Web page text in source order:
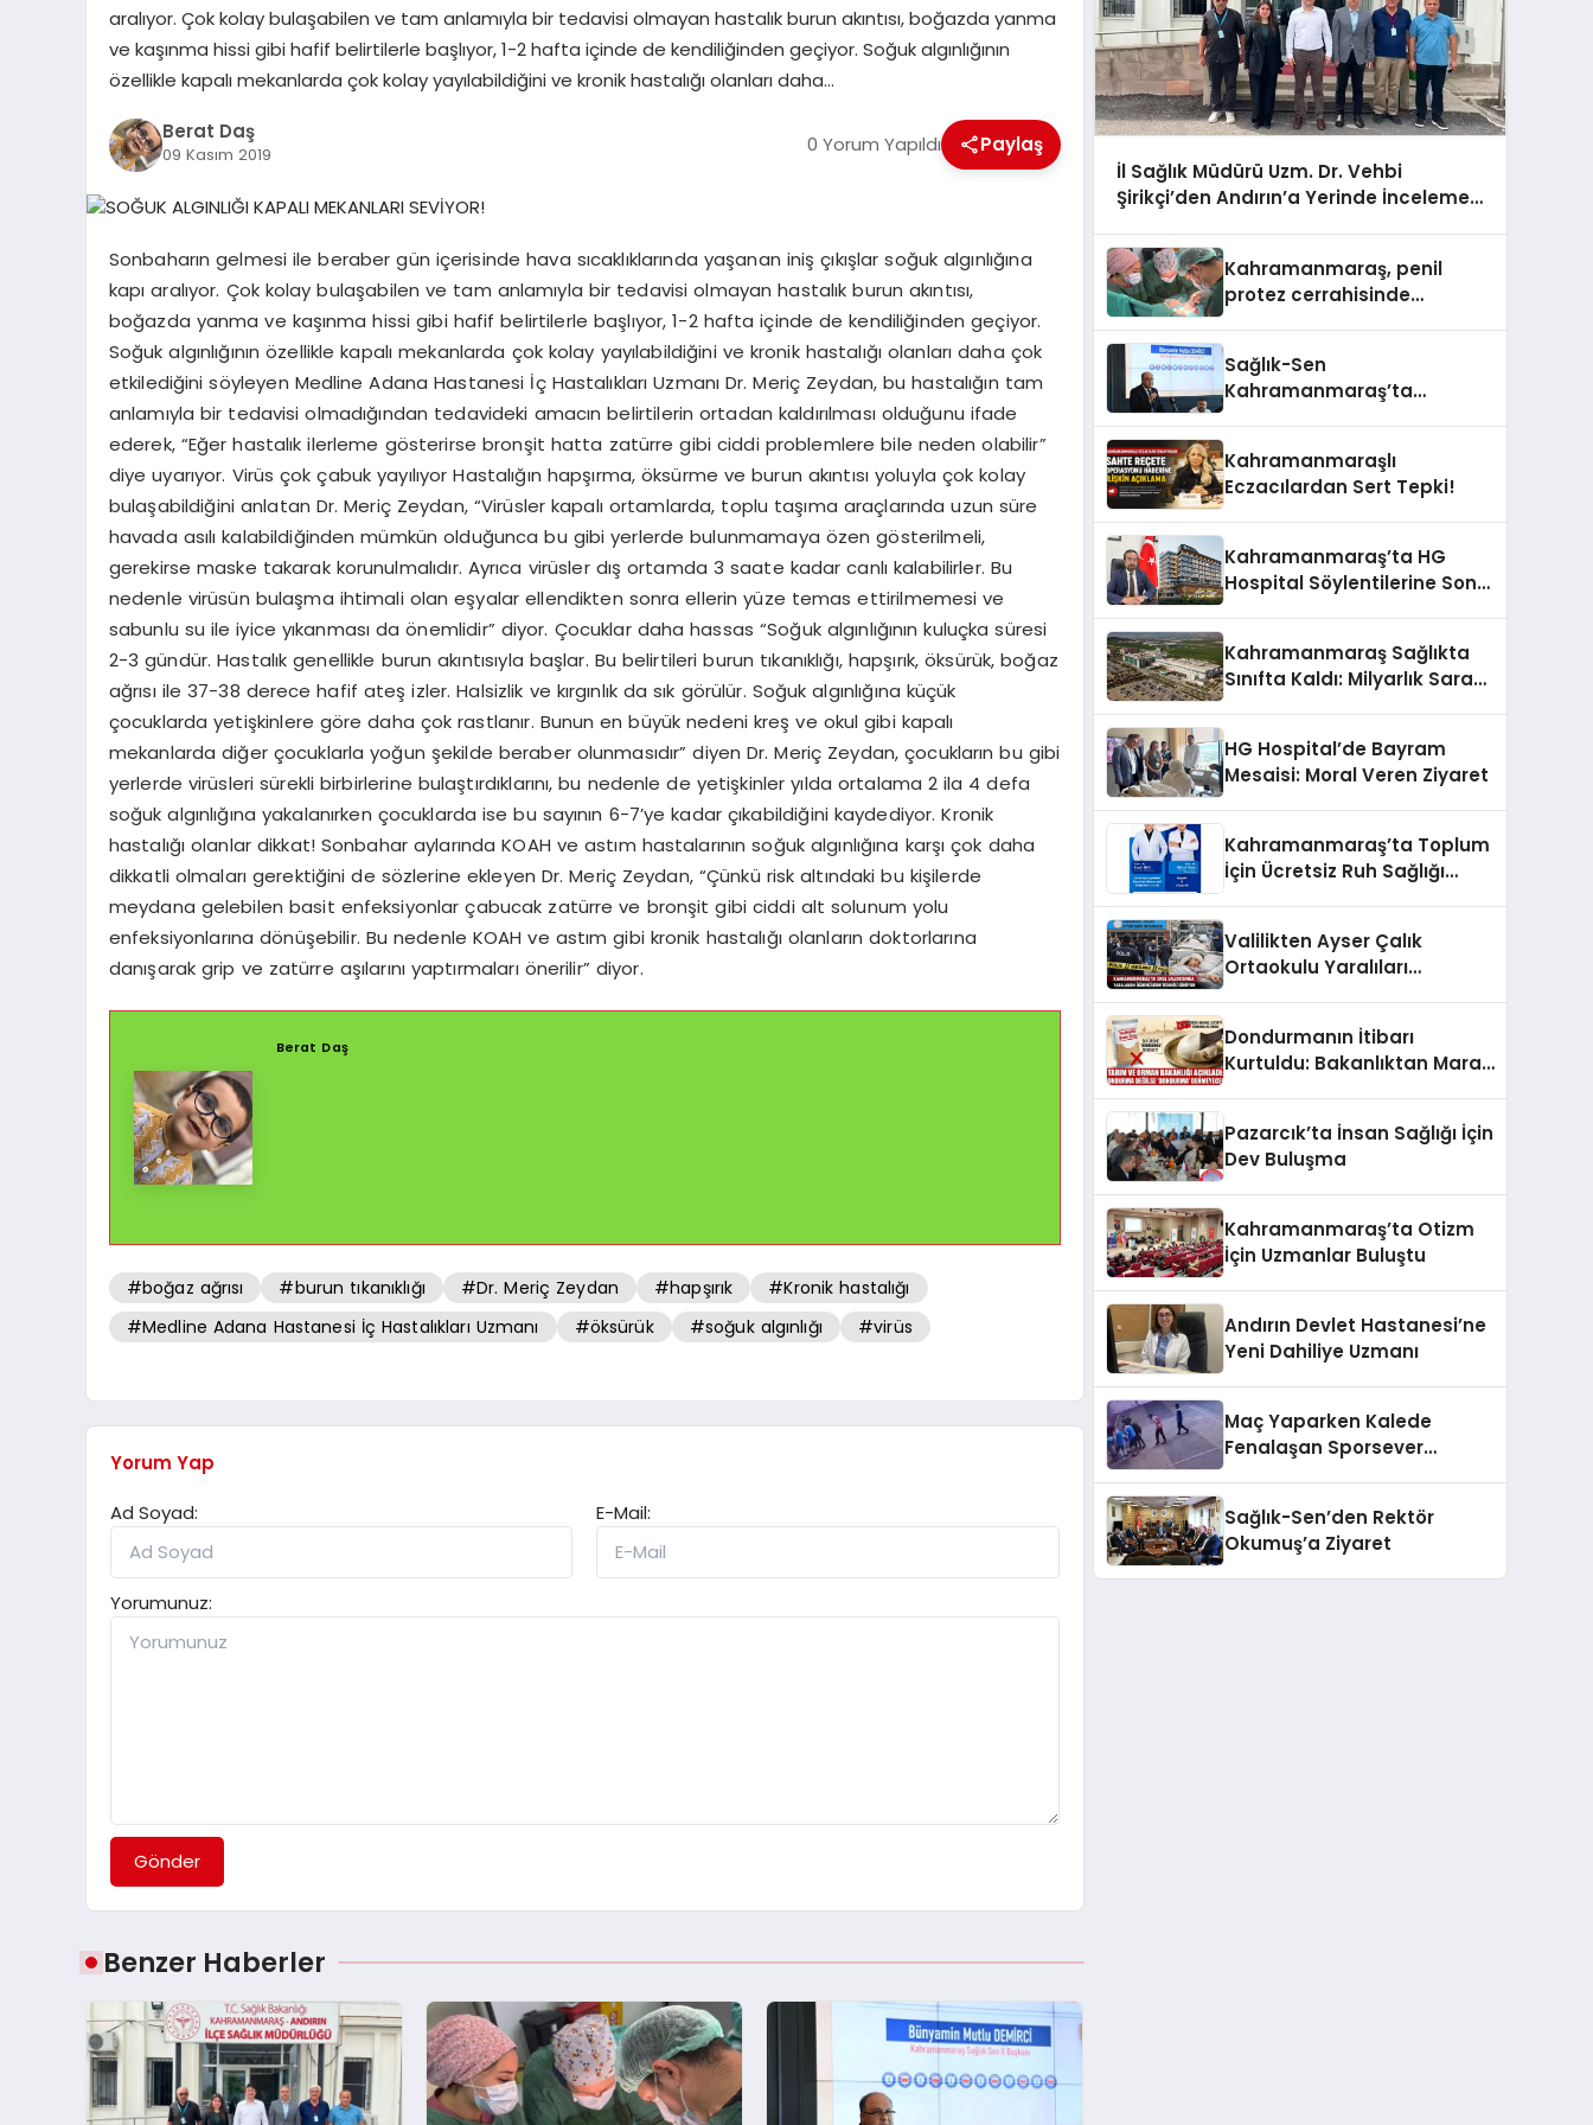
aralıyor. Çok kolay bulaşabilen ve tam anlamıyla bir tedavisi olmayan hastalık burun akıntısı, boğazda yanma
ve kaşınma hissi gibi hafif belirtilerle başlıyor, 1-2 hafta içinde de kendiliğinden geçiyor. Soğuk algınlığının
özellikle kapalı mekanlarda çok kolay yayılabildiğini ve kronik hastalığı olanları daha…
Berat Daş
09 Kasım 2019 0 Yorum Yapıldı Paylaş
Sonbaharın gelmesi ile beraber gün içerisinde hava sıcaklıklarında yaşanan iniş çıkışlar soğuk algınlığına
kapı aralıyor. Çok kolay bulaşabilen ve tam anlamıyla bir tedavisi olmayan hastalık burun akıntısı,
boğazda yanma ve kaşınma hissi gibi hafif belirtilerle başlıyor, 1-2 hafta içinde de kendiliğinden geçiyor.
Soğuk algınlığının özellikle kapalı mekanlarda çok kolay yayılabildiğini ve kronik hastalığı olanları daha çok
etkilediğini söyleyen Medline Adana Hastanesi İç Hastalıkları Uzmanı Dr. Meriç Zeydan, bu hastalığın tam
anlamıyla bir tedavisi olmadığından tedavideki amacın belirtilerin ortadan kaldırılması olduğunu ifade
ederek, “Eğer hastalık ilerleme gösterirse bronşit hatta zatürre gibi ciddi problemlere bile neden olabilir”
diye uyarıyor. Virüs çok çabuk yayılıyor Hastalığın hapşırma, öksürme ve burun akıntısı yoluyla çok kolay
bulaşabildiğini anlatan Dr. Meriç Zeydan, “Virüsler kapalı ortamlarda, toplu taşıma araçlarında uzun süre
havada asılı kalabildiğinden mümkün olduğunca bu gibi yerlerde bulunmamaya özen gösterilmeli,
gerekirse maske takarak korunulmalıdır. Ayrıca virüsler dış ortamda 3 saate kadar canlı kalabilirler. Bu
nedenle virüsün bulaşma ihtimali olan eşyalar ellendikten sonra ellerin yüze temas ettirilmemesi ve
sabunlu su ile iyice yıkanması da önemlidir” diyor. Çocuklar daha hassas “Soğuk algınlığının kuluçka süresi
2-3 gündür. Hastalık genellikle burun akıntısıyla başlar. Bu belirtileri burun tıkanıklığı, hapşırık, öksürük, boğaz
ağrısı ile 37-38 derece hafif ateş izler. Halsizlik ve kırgınlık da sık görülür. Soğuk algınlığına küçük
çocuklarda yetişkinlere göre daha çok rastlanır. Bunun en büyük nedeni kreş ve okul gibi kapalı
mekanlarda diğer çocuklarla yoğun şekilde beraber olunmasıdır” diyen Dr. Meriç Zeydan, çocukların bu gibi
yerlerde virüsleri sürekli birbirlerine bulaştırdıklarını, bu nedenle de yetişkinler yılda ortalama 2 ila 4 defa
soğuk algınlığına yakalanırken çocuklarda ise bu sayının 6-7’ye kadar çıkabildiğini kaydediyor. Kronik
hastalığı olanlar dikkat! Sonbahar aylarında KOAH ve astım hastalarının soğuk algınlığına karşı çok daha
dikkatli olmaları gerektiğini de sözlerine ekleyen Dr. Meriç Zeydan, “Çünkü risk altındaki bu kişilerde
meydana gelebilen basit enfeksiyonlar çabucak zatürre ve bronşit gibi ciddi alt solunum yolu
enfeksiyonlarına dönüşebilir. Bu nedenle KOAH ve astım gibi kronik hastalığı olanların doktorlarına
danışarak grip ve zatürre aşılarını yaptırmaları önerilir” diyor.
Berat Daş
#boğaz ağrısı #burun tıkanıklığı #Dr. Meriç Zeydan #hapşırık
#Kronik hastalığı
#Medline Adana Hastanesi İç Hastalıkları Uzmanı
#öksürük #soğuk algınlığı #virüs
Yorum Yap
Ad Soyad:
E-Mail:
Yorumunuz:
Gönder
Benzer Haberler
İl Sağlık Müdürü Uzm. Dr. Vehbi
Şirikçi’den Andırın’a Yerinde İnceleme
Kahramanmaraş, penil
protez cerrahisinde
Sağlık-Sen
Kahramanmaraş’ta
Kahramanmaraşlı
Eczacılardan Sert Tepki!
Kahramanmaraş’ta HG
Hospital Söylentilerine Son
Kahramanmaraş Sağlıkta
Sınıfta Kaldı: Milyarlık Saray
HG Hospital’de Bayram
Mesaisi: Moral Veren Ziyaret
Kahramanmaraş’ta Toplum
İçin Ücretsiz Ruh Sağlığı
Valilikten Ayser Çalık
Ortaokulu Yaralıları
Dondurmanın İtibarı
Kurtuldu: Bakanlıktan Maraş
Pazarcık’ta İnsan Sağlığı İçin
Dev Buluşma
Kahramanmaraş’ta Otizm
İçin Uzmanlar Buluştu
Andırın Devlet Hastanesi’ne
Yeni Dahiliye Uzmanı
Maç Yaparken Kalede
Fenalaşan Sporsever
Sağlık-Sen’den Rektör
Okumuş’a Ziyaret